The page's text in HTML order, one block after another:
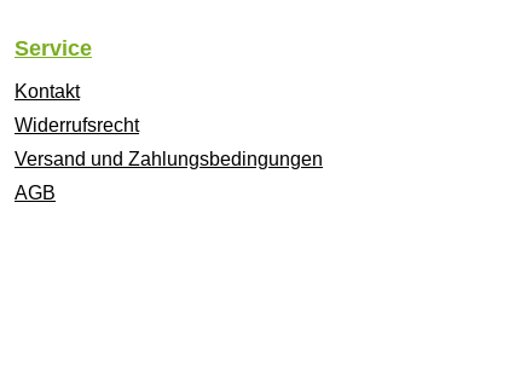
Service
Kontakt
Widerrufsrecht
Versand und Zahlungsbedingungen
AGB